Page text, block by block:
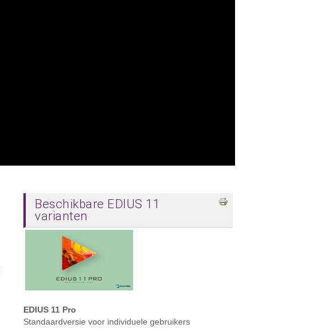
Beschikbare EDIUS 11
varianten
EDIUS 11 Pro
Standaardversie voor individuele gebruikers